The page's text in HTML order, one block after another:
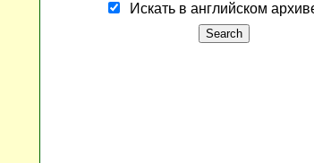
Искать в английском